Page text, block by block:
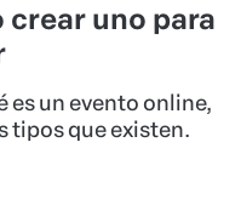
crear uno para
es un evento online,
tipos que existen.